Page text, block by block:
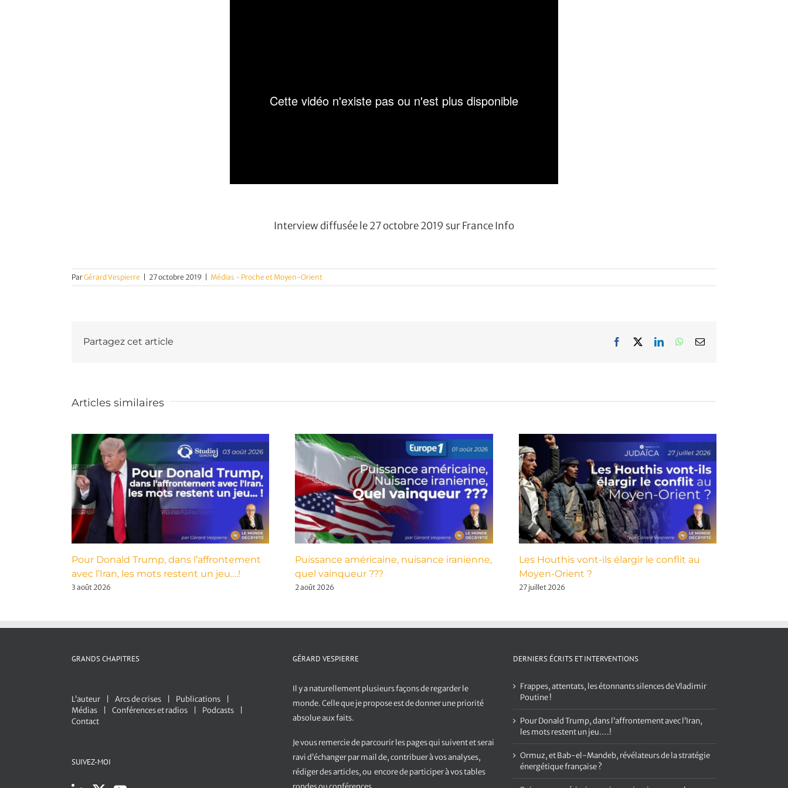
Interview diffusée le 27 octobre 2019 sur France Info
ParGérard Vespierre 27 octobre 2019 Médias - Proche et Moyen-Orient
Partagez cet article Facebook LinkedInWhatsApp
Email
Articles similaires
Pour Donald Trump, dans l’affrontement
avec l’Iran, les mots restent un jeu….!
3 août 2026
Puissance américaine, nuisance iranienne,
quel vainqueur ???
2 août 2026
Les Houthis vont-ils élargir le conflit au
Moyen-Orient ?
27 juillet 2026
GRANDS CHAPITRES
L’auteur Arcs de crises
Publications
Médias
Conférences et radios
Podcasts
Contact
SUIVEZ-MOI
GÉRARD VESPIERRE
Il y a naturellement plusieurs façons de regarder le
monde. Celle que je propose est de donner une priorité
absolue aux faits.
Je vous remercie de parcourir les pages qui suivent et serai
ravi d’échanger par mail de, contribuer à vos analyses,
rédiger des articles, ou encore de participer à vos tables
DERNIERS ÉCRITS ET INTERVENTIONS
Frappes, attentats, les étonnants silences de Vladimir
Poutine !
Pour Donald Trump, dans l’affrontement avec l’Iran,
les mots restent un jeu….!
Ormuz, et Bab-el-Mandeb, révélateurs de la stratégie
énergétique française ?